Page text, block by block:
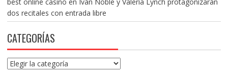
dos recitales con entrada libre
CATEGORÍAS
Categorías